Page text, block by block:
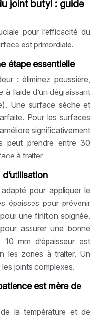
joint butyl : guide
pour l’efficacité du
est primordiale.
étape essentielle
: éliminez poussière,
l’aide d’un dégraissant
Une surface sèche et
Pour les surfaces
significativement
peut prendre entre 30
à traiter.
pour appliquer le
épaisses pour prévenir
une finition soignée.
assurer une bonne
mm d’épaisseur est
les zones à traiter. Un
joints complexes.
est mère de
la température et de